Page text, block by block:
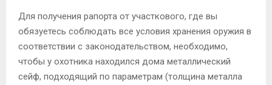
Для получения рапорта от участкового, где вы
обязуетесь соблюдать все условия хранения оружия в
соответствии с законодательством, необходимо,
чтобы у охотника находился дома металлический
сейф, подходящий по параметрам (толщина металла